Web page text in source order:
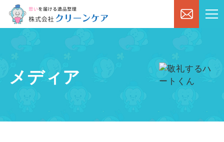
メディア